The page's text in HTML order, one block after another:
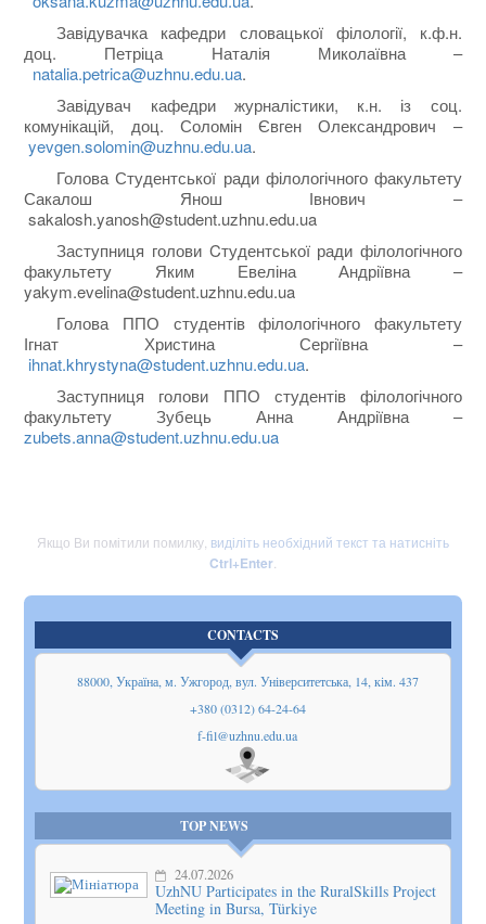
Завідувачка кафедри словацької філології, к.ф.н.
доц. Петріца Наталія Миколаївна –
natalia.petrica@uzhnu.edu.ua.
Завідувач кафедри журналістики, к.н. із соц.
комунікацій, доц. Соломін Євген Олександрович –
yevgen.solomin@uzhnu.edu.ua.
Голова Студентської ради філологічного факультету
Сакалош Янош Івнович –
sakalosh.yanosh@student.uzhnu.edu.ua
Заступниця голови Cтудентської ради філологічного
факультету Яким Евеліна Андріївна –
yakym.evelina@student.uzhnu.edu.ua
Голова ППО студентів філологічного факультету
Ігнат Христина Сергіївна –
ihnat.khrystyna@student.uzhnu.edu.ua.
Заступниця голови ППО студентів філологічного
факультету Зубець Анна Андріївна –
zubets.anna@student.uzhnu.edu.ua
Якщо Ви помітили помилку, виділіть необхідний текст та натисніть
Ctrl+Enter
CONTACTS
88000, Україна, м. Ужгород, вул. Університетська, 14, кім. 437
+380 (0312) 64-24-64
f-fil@uzhnu.edu.ua
Show
on map
TOP NEWS
24.07.2026
UzhNU Participates in the RuralSkills Project
Meeting in Bursa, Türkiye